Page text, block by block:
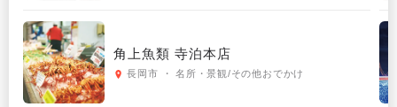
角上魚類 寺泊本店
長岡市 ・ 名所・景観/その他おでかけ